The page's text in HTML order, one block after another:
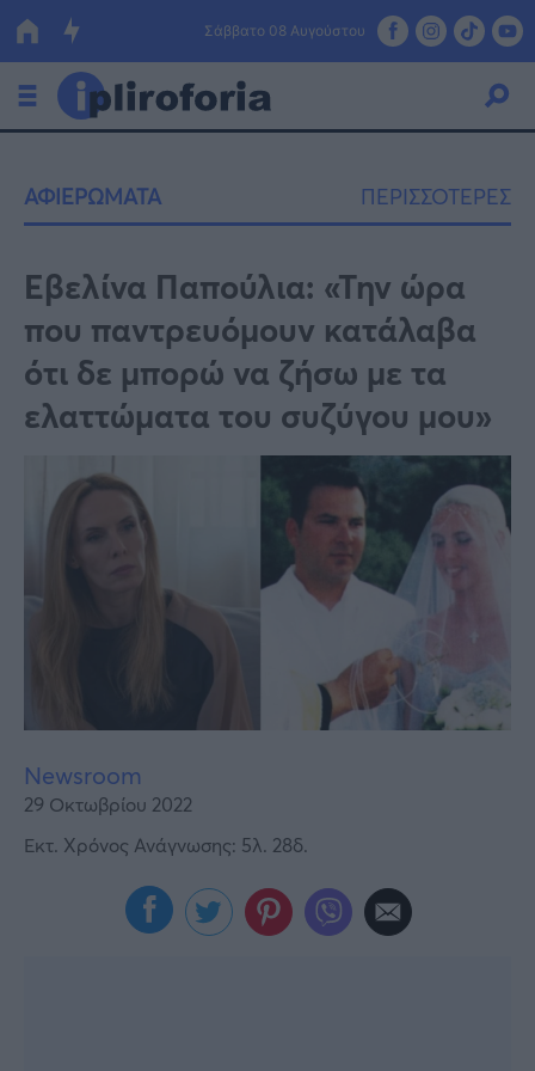
Σάββατο 08 Αυγούστου
Οικονομία
Πολιτική
Τράπεζες
Επιδοτήσεις
Κόσμος
Lifestyle
Αθλητικά
Υγεία
ΑΦΙΕΡΩΜΑΤΑ ΠΕΡΙΣΣΟΤΕΡΕΣ
Εβελίνα Παπούλια: «Την ώρα
που παντρευόμουν κατάλαβα
ότι δε μπορώ να ζήσω με τα
ελαττώματα του συζύγου μου»
Newsroom
29 Οκτωβρίου 2022
Εκτ. Χρόνος Ανάγνωσης: 5λ. 28δ.